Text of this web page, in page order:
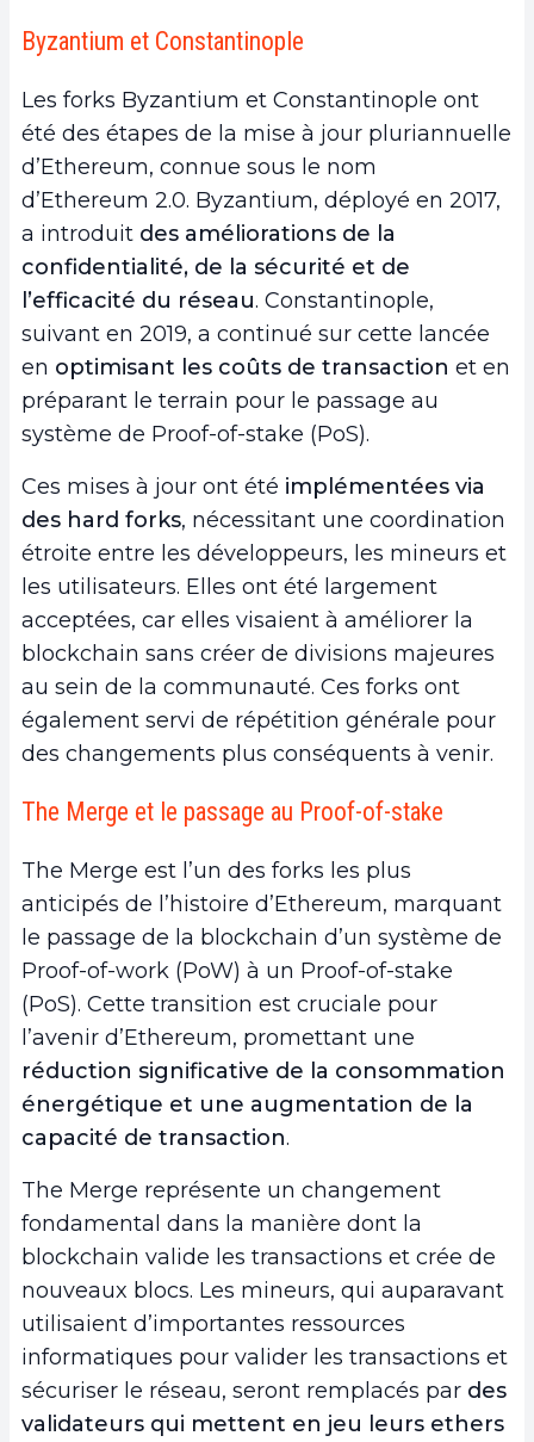
Byzantium et Constantinople
Les forks Byzantium et Constantinople ont
été des étapes de la mise à jour pluriannuelle
d’Ethereum, connue sous le nom
d’Ethereum 2.0. Byzantium, déployé en 2017,
a introduit des améliorations de la
confidentialité, de la sécurité et de
l’efficacité du réseau. Constantinople,
suivant en 2019, a continué sur cette lancée
en optimisant les coûts de transaction et en
préparant le terrain pour le passage au
système de Proof-of-stake (PoS).
Ces mises à jour ont été implémentées via
des hard forks, nécessitant une coordination
étroite entre les développeurs, les mineurs et
les utilisateurs. Elles ont été largement
acceptées, car elles visaient à améliorer la
blockchain sans créer de divisions majeures
au sein de la communauté. Ces forks ont
également servi de répétition générale pour
des changements plus conséquents à venir.
The Merge et le passage au Proof-of-stake
The Merge est l’un des forks les plus
anticipés de l’histoire d’Ethereum, marquant
le passage de la blockchain d’un système de
Proof-of-work (PoW) à un Proof-of-stake
(PoS). Cette transition est cruciale pour
l’avenir d’Ethereum, promettant une
réduction significative de la consommation
énergétique et une augmentation de la
capacité de transaction.
The Merge représente un changement
fondamental dans la manière dont la
blockchain valide les transactions et crée de
nouveaux blocs. Les mineurs, qui auparavant
utilisaient d’importantes ressources
informatiques pour valider les transactions et
sécuriser le réseau, seront remplacés par des
validateurs qui mettent en jeu leurs ethers